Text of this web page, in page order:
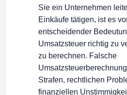
Sie ein Unternehmen
Einkäufe tätigen, ist es
entscheidender
Umsatzsteuer richtig zu
zu berechnen. Falsche
Strafen, rechtlichen
finanziellen